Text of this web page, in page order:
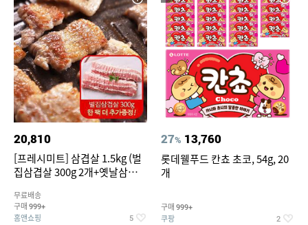
20,810
[프레시미트] 삼겹살 1.5kg (벌
집삼겹살 300g 2개+옛날삼겹살
팩 추가증정)
무료배송
구매 999+
홈앤쇼핑 5
27% 13,760
롯데웰푸드 칸쵸 초코, 54g, 20
개
구매 999+
쿠팡 2